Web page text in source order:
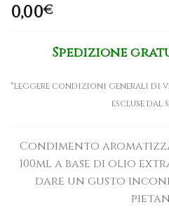
0,00€
Spedizione
*leggere condizioni generali di
escluse dal
Condimento
100ml a base di olio
dare un gusto